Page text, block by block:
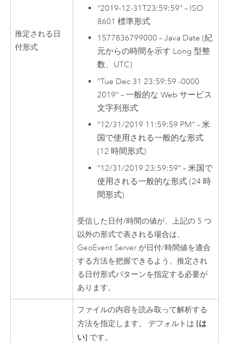
推定される日
付形式
"2019-12-31T23:59:59" – ISO
8601 標準形式
1577836799000 – Java Date (紀
元からの時間を示す Long 型整
数、UTC)
"Tue Dec 31 23:59:59 -0000
2019" – 一般的な Web サービス
文字列形式
"12/31/2019 11:59:59 PM" – 米
国で使用される一般的な形式
(12 時間形式)
"12/31/2019 23:59:59" – 米国で
使用される一般的な形式 (24 時
間形式)
受信した日付/時間の値が、上記の 5 つ
以外の形式で表される場合は、
GeoEvent Server が日付/時間値を適合
する方法を把握できるよう、推定され
る日付形式パターンを指定する必要が
あります。
ファイルの内容を読み取って解析する
方法を指定します。 デフォルトは [は
い] です。